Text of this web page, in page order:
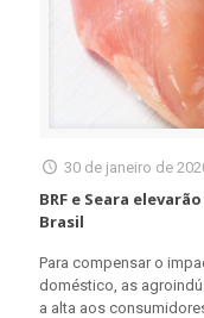
30 de janeiro de
BRF e Seara
Brasil
Para compensar o
doméstico, as
a alta aos